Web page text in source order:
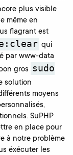
plus visible
même en
flagrant est
qui
par www-data
gros sudo
solution
moyens
SuPHP
en place pour
à notre problème
éxécuter les